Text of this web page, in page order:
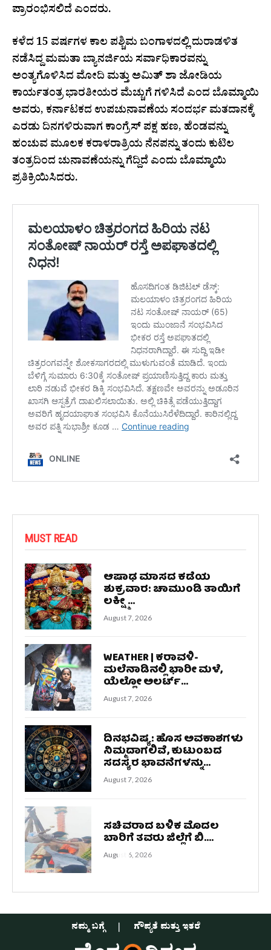
ಪ್ರಾರಂಭಿಸಲಿದೆ ಎಂದರು.
ಕಳೆದ 15 ವರ್ಷಗಳ ಕಾಲ ಪಶ್ಚಿಮ ಬಂಗಾಳದಲ್ಲಿ ದುರಾಡಳಿತ
ನಡೆಸಿದ್ದ ಮಮತಾ ಬ್ಯಾನರ್ಜಿಯ ಸರ್ವಾಧಿಕಾರವನ್ನು
ಅಂತ್ಯಗೊಳಿಸಿದ ಮೋದಿ ಮತ್ತು ಅಮಿತ್ ಶಾ ಜೋಡಿಯ
ಕಾರ್ಯತಂತ್ರ ಭಾರತೀಯರ ಮೆಚ್ಚುಗೆ ಗಳಿಸಿದೆ ಎಂದ ಬೊಮ್ಮಾಯಿ
ಅವರು, ಕರ್ನಾಟಕದ ಉಪಚುನಾವಣೆಯ ಸಂದರ್ಭ ಮತದಾನಕ್ಕೆ
ಎರಡು ದಿನಗಳಿರುವಾಗ ಕಾಂಗ್ರೆಸ್ ಪಕ್ಷ ಹಣ, ಹೆಂಡವನ್ನು
ಹಂಚುವ ಮೂಲಕ ಕರಾಳರಾತ್ರಿಯ ನೆನಪನ್ನು ತಂದು ಕುಟಿಲ
ತಂತ್ರದಿಂದ ಚುನಾವಣೆಯನ್ನು ಗೆದ್ದಿದೆ ಎಂದು ಬೊಮ್ಮಾಯಿ
ಪ್ರತಿಕ್ರಿಯಿಸಿದರು.
MUST READ
ಆಷಾಢ ಮಾಸದ ಕಡೆಯ
ಶುಕ್ರವಾರ: ಚಾಮುಂಡಿ ತಾಯಿಗೆ
ಲಕ್ಷ್ಮೀ...
August 7, 2026
WEATHER | ಕರಾವಳಿ-
ಮಲೆನಾಡಿನಲ್ಲಿ ಭಾರೀ ಮಳೆ,
ಯೆಲ್ಲೋ ಅಲರ್ಟ್‌...
August 7, 2026
ದಿನಭವಿಷ್ಯ: ಹೊಸ ಅವಕಾಶಗಳು
ನಿಮ್ಮದಾಗಲಿವೆ, ಕುಟುಂಬದ
ಸದಸ್ಯರ ಭಾವನೆಗಳನ್ನು...
August 7, 2026
ಸಚಿವರಾದ ಬಳಿಕ ಮೊದಲ
ಬಾರಿಗೆ ತವರು ಜಿಲ್ಲೆಗೆ ಬಿ....
August 6, 2026
ನಮ್ಮ ಬಗ್ಗೆ ಗೌಪ್ಯತೆ ಮತ್ತು ಇತರೆ